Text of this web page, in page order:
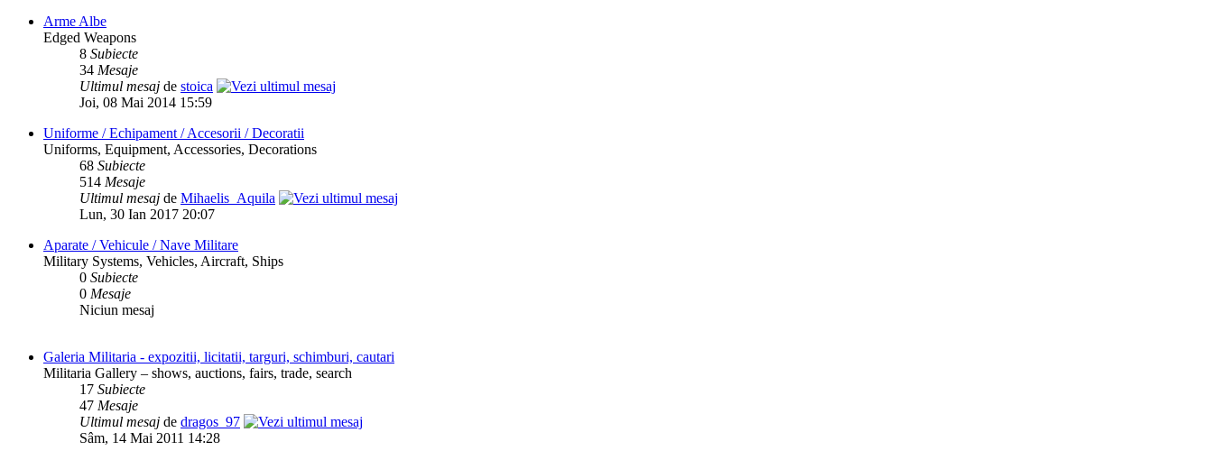
Arme Albe
Edged Weapons
8 Subiecte
34 Mesaje
Ultimul mesaj de stoica
Joi, 08 Mai 2014 15:59
Uniforme / Echipament / Accesorii / Decoratii
Uniforms, Equipment, Accessories, Decorations
68 Subiecte
514 Mesaje
Ultimul mesaj de Mihaelis_Aquila
Lun, 30 Ian 2017 20:07
Aparate / Vehicule / Nave Militare
Military Systems, Vehicles, Aircraft, Ships
0 Subiecte
0 Mesaje
Niciun mesaj
Galeria Militaria - expozitii, licitatii, targuri, schimburi, cautari
Militaria Gallery – shows, auctions, fairs, trade, search
17 Subiecte
47 Mesaje
Ultimul mesaj de dragos_97
Sâm, 14 Mai 2011 14:28